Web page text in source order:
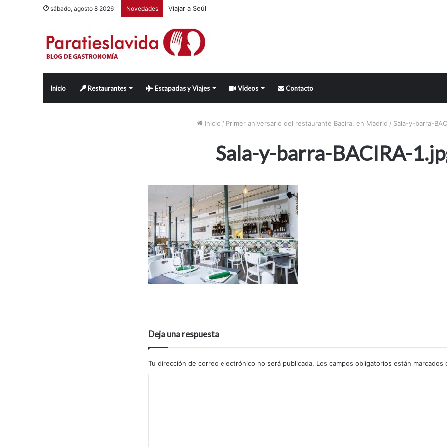
sábado, agosto 8 2026 Novedades Viajar a Seúl
Inicio Restaurantes Escapadas y Viajes Vídeos Contacto
Inicio / Primer aniversario del restaurante Bacira, en Madrid / Sala-y-barra-
Sala-y-barra-BACIRA-
Deja una respuesta
Tu dirección de correo electrónico no será publicada. Los campos obligatorios están marcados